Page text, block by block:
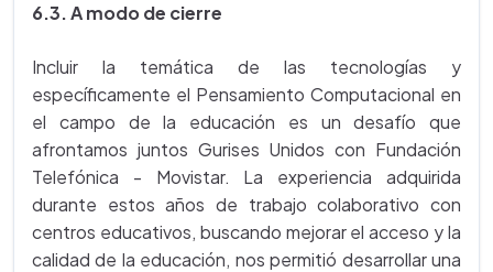
6.3. A modo de cierre
Incluir la temática de las tecnologías y
específicamente el Pensamiento Computacional en
el campo de la educación es un desafío que
afrontamos juntos Gurises Unidos con Fundación
Telefónica - Movistar. La experiencia adquirida
durante estos años de trabajo colaborativo con
centros educativos, buscando mejorar el acceso y la
calidad de la educación, nos permitió desarrollar una